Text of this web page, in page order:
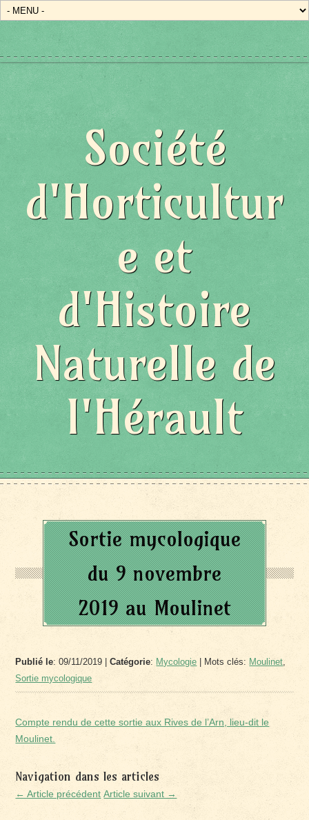
Société
d'Horticultur
e et
d'Histoire
Naturelle de
l'Hérault
Sortie mycologique
du 9 novembre
2019 au Moulinet
Publié le: 09/11/2019 |Catégorie: Mycologie | Mots clés: Moulinet,
Sortie mycologique
Compte rendu de cette sortie aux Rives de l’Arn, lieu-dit le
Moulinet.
Navigation dans les articles
← Article précédent Article suivant →